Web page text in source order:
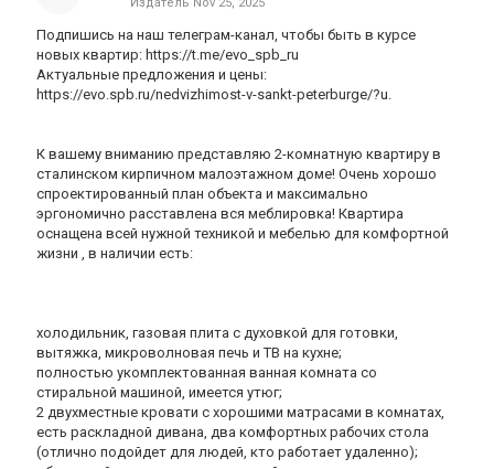
Подпишись на наш телеграм-канал, чтобы быть в курсе
новых квартир: https://t.me/evo_spb_ru
Актуальные предложения и цены:
https://evo.spb.ru/nedvizhimost-v-sankt-peterburge/?u.
К вашему вниманию представляю 2-комнатную квартиру в
сталинском кирпичном малоэтажном доме! Очень хорошо
спроектированный план объекта и максимально
эргономично расставлена вся меблировка! Квартира
оснащена всей нужной техникой и мебелью для комфортной
жизни , в наличии есть:
холодильник, газовая плита с духовкой для готовки,
вытяжка, микроволновая печь и ТВ на кухне;
полностью укомплектованная ванная комната со
стиральной машиной, имеется утюг;
2 двухместные кровати с хорошими матрасами в комнатах,
есть раскладной дивана, два комфортных рабочих стола
(отлично подойдет для людей, кто работает удаленно);